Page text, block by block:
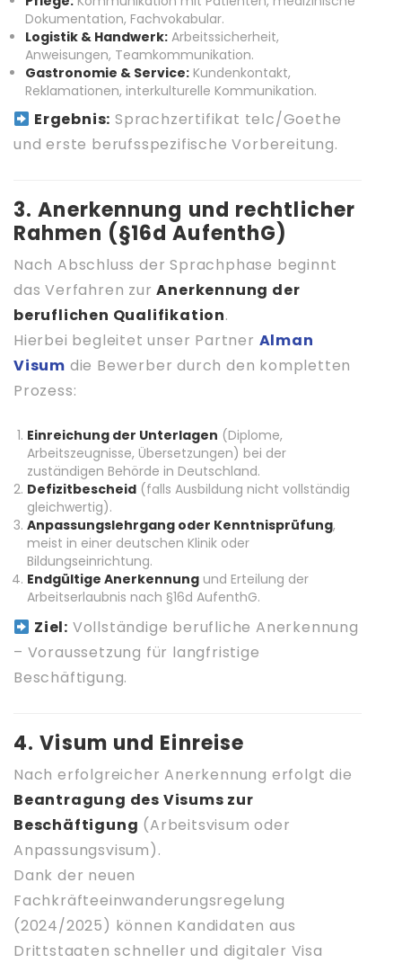
Dokumentation, Fachvokabular.
Logistik & Handwerk: Arbeitssicherheit,
Anweisungen, Teamkommunikation.
Gastronomie & Service: Kundenkontakt,
Reklamationen, interkulturelle Kommunikation.
Ergebnis: Sprachzertifikat telc/Goethe
und erste berufsspezifische Vorbereitung.
3. Anerkennung und rechtlicher
Rahmen (§16d AufenthG)
Nach Abschluss der Sprachphase beginnt
das Verfahren zurAnerkennung der
beruflichen Qualifikation.
Hierbei begleitet unser Partner Alman
Visum die Bewerber durch den kompletten
Prozess:
Einreichung der Unterlagen (Diplome,
Arbeitszeugnisse, Übersetzungen) bei der
zuständigen Behörde in Deutschland.
Defizitbescheid (falls Ausbildung nicht vollständig
gleichwertig).
Anpassungslehrgang oder Kenntnisprüfung,
meist in einer deutschen Klinik oder
Bildungseinrichtung.
Endgültige Anerkennung und Erteilung der
Arbeitserlaubnis nach §16d AufenthG.
Ziel: Vollständige berufliche Anerkennung
– Voraussetzung für langfristige
Beschäftigung.
4. Visum und Einreise
Nach erfolgreicher Anerkennung erfolgt die
Beantragung des Visums zur
Beschäftigung (Arbeitsvisum oder
Anpassungsvisum).
Dank der neuen
Fachkräfteeinwanderungsregelung
(2024/2025) können Kandidaten aus
Drittstaaten schneller und digitaler Visa